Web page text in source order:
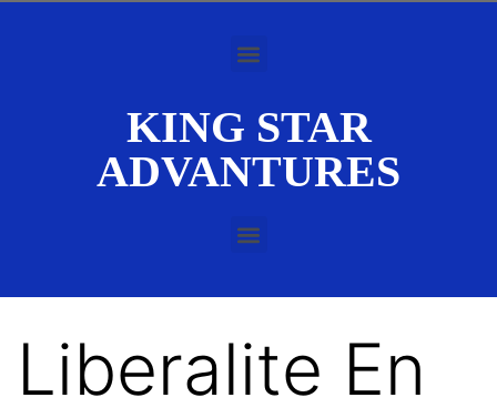
KING STAR
ADVANTURES
Liberalite En